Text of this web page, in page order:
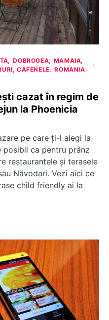
DOBROGEA
MAMAIA
CAFENELE
ROMANIA
cazat în regim de
la Phoenicia
pe care ți-l alegi la
posibil ca pentru prânz
restaurantele și terasele
Năvodari. Vezi aici ce
child friendly ai la